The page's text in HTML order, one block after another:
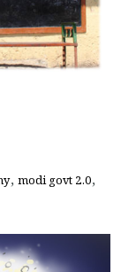
, modi govt 2.0,